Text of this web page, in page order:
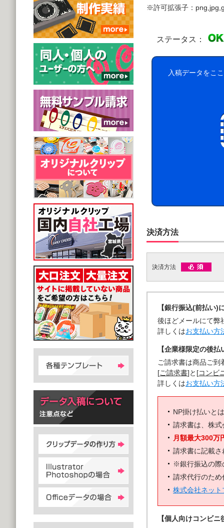
※許可拡張子：
ステータス：
入稿データをこ
決済方法
決済方法
【銀行振込(前払い)
後ほどメールにて弊
詳しくはお支払い方
【企業様限定の後
ご請求書は商品ご到
[ご請求書]と[コンビ
詳しくはお支払い方
NP掛け払いと
請求書は、株
月額最大300万
請求書に記載
※銀行振込の際
請求代行のた
株式会社ネッ
【個人向けコンビニ